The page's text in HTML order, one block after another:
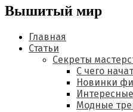
Вышитый мир
Главная
Статьи
Секреты
С чего
Новинки
Модные